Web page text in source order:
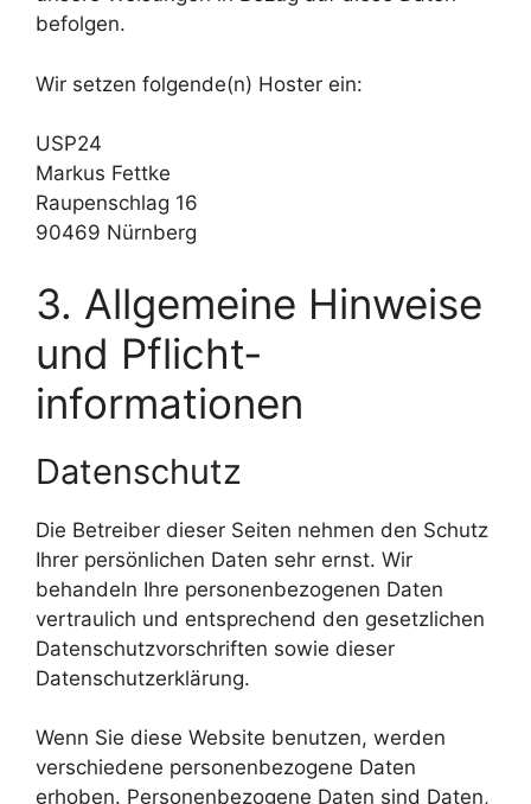
befolgen.
Wir setzen folgende(n) Hoster ein:
USP24
Markus Fettke
Raupenschlag 16
90469 Nürnberg
3. Allgemeine Hinweise
und Pflicht­
informationen
Datenschutz
Die Betreiber dieser Seiten nehmen den Schutz
Ihrer persönlichen Daten sehr ernst. Wir
behandeln Ihre personenbezogenen Daten
vertraulich und entsprechend den gesetzlichen
Datenschutzvorschriften sowie dieser
Datenschutzerklärung.
Wenn Sie diese Website benutzen, werden
verschiedene personenbezogene Daten
erhoben. Personenbezogene Daten sind Daten,